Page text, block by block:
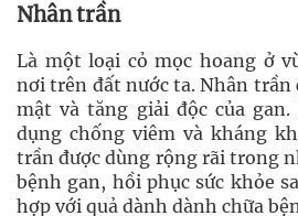
Nhân trần
Là một loại cỏ mọc hoang ở
nơi trên đất nước ta. Nhân trần
mật và tăng giải độc của
dụng chống viêm và kháng
trần được dùng rộng rãi trong
bệnh gan, hồi phục sức khỏe
hợp với quả dành dành chữa